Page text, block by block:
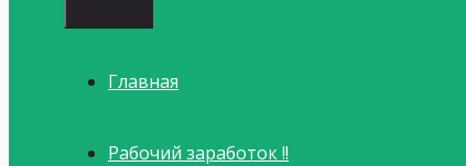
Главная
Рабочий заработок !!